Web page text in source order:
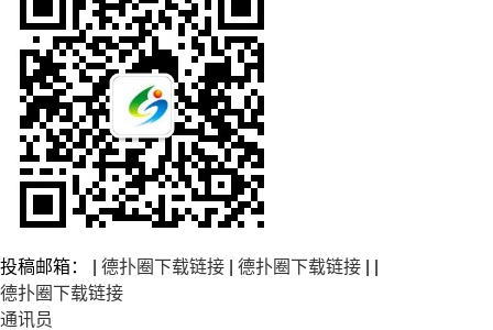
投稿邮箱： | 德扑圈下载链接 德扑圈下载链接
德扑圈下载链接
通讯员